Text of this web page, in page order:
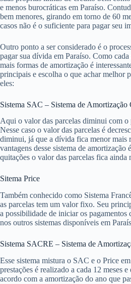
e menos burocráticas em Paraíso.
bem menores, girando em torno de 60
casos não é o suficiente para pagar seu
Outro ponto a ser considerado é o
pagar sua dívida em Paraíso. Como
mais formas de amortização é
principais e escolha o que achar melhor
eles:
Sistema SAC – Sistema de Amortização
Aqui o valor das parcelas diminui com o
Nesse caso o valor das parcelas é
diminui, já que a dívida fica menor mais
vantagens desse sistema de amortização
quitações o valor das parcelas fica ainda
Sitema Price
Também conhecido como Sistema
as parcelas tem um valor fixo. Seu
a possibilidade de iniciar os pagamentos
nos outros sistemas disponíveis em
Sistema SACRE – Sistema de
Esse sistema mistura o SAC e o Price
prestações é realizado a cada 12 meses
acordo com a amortização do ano que